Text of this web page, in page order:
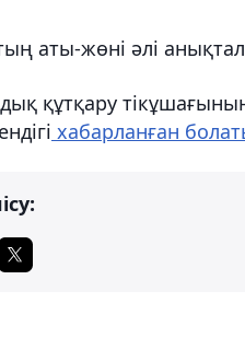
аты-жөні әлі
құтқару
хабарланған